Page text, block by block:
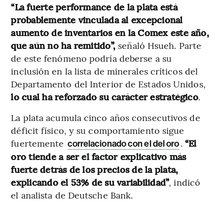
“La fuerte performance de la plata está
probablemente vinculada al excepcional
aumento de inventarios en la Comex este año,
que aún no ha remitido”, señaló Hsueh. Parte
de este fenómeno podría deberse a su
inclusión en la lista de minerales críticos del
Departamento del Interior de Estados Unidos,
lo cual ha reforzado su carácter estratégico.
La plata acumula cinco años consecutivos de
déficit físico, y su comportamiento sigue
fuertemente correlacionado con el del oro. “El
oro tiende a ser el factor explicativo más
fuerte detrás de los precios de la plata,
explicando el 53% de su variabilidad”, indicó
el analista de Deutsche Bank.